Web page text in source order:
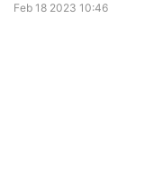
Feb 18 2023 10:46